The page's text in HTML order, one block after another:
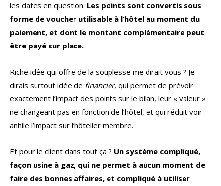
les dates en question. Les points sont convertis sous
forme de voucher utilisable à l’hôtel au moment du
paiement, et dont le montant complémentaire peut
être payé sur place.
Riche idée qui offre de la souplesse me dirait vous ? Je
dirais surtout idée de financier, qui permet de prévoir
exactement l’impact des points sur le bilan, leur « valeur »
ne changeant pas en fonction de l’hôtel, et qui réduit voir
anhile l’impact sur l’hôtelier membre.
Et pour le client dans tout ça ? Un système compliqué,
façon usine à gaz, qui ne permet à aucun moment de
faire des bonnes affaires, et compliqué à utiliser